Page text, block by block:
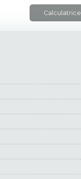
Calculatrice